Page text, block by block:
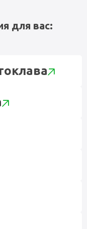
для вас: